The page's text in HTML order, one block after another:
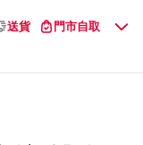
送貨 門市自取